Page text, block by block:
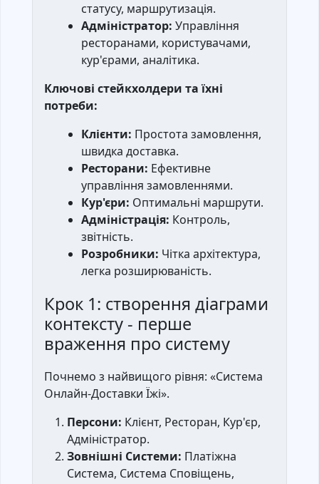
статусу, маршрутизація.
Адміністратор: Управління
ресторанами, користувачами,
кур'єрами, аналітика.
Ключові стейкхолдери та їхні
потреби:
Клієнти: Простота замовлення,
швидка доставка.
Ресторани: Ефективне
управління замовленнями.
Кур'єри: Оптимальні маршрути.
Адміністрація: Контроль,
звітність.
Розробники: Чітка архітектура,
легка розширюваність.
Крок 1: створення діаграми
контексту - перше
враження про систему
Почнемо з найвищого рівня: «Система
Онлайн-Доставки Їжі».
Персони: Клієнт, Ресторан, Кур'єр,
Адміністратор.
Зовнішні Системи: Платіжна
Система, Система Сповіщень,